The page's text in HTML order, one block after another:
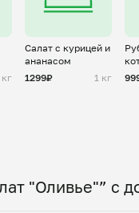
Салат с курицей и
ананасом
1299₽
1 кг
"Оливье"” с